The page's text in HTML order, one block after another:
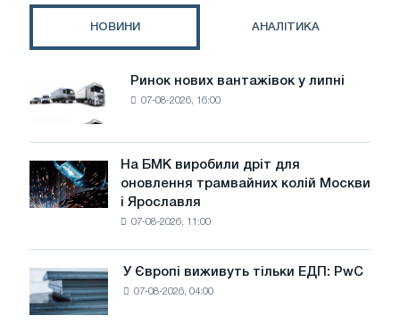
та
електромобілів
НОВИНИ АНАЛІТИКА
Ринок
нових
вантажівок
у
липні
Ринок нових вантажівок у липні
07-08-2026, 16:00
На
БМК
виробили
трамвайних
колій
На БМК виробили дріт для
оновлення трамвайних колій Москви
і Ярославля
07-08-2026, 11:00
Європі
виживуть
У Європі виживуть тільки ЕДП: PwC
07-08-2026, 04:00